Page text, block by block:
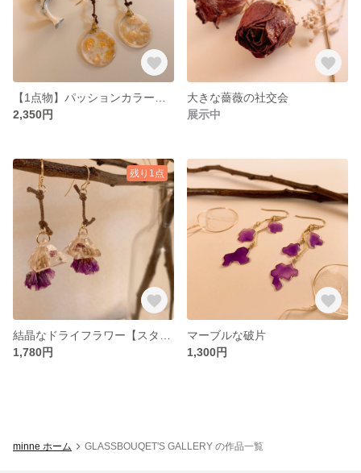
2,350円
大きな薔薇の社交会
展示中
残り1点
1,780円
マーブルな破片
1,300円
minne ホーム GLASSBOUQET'S GALLERY の作品一覧